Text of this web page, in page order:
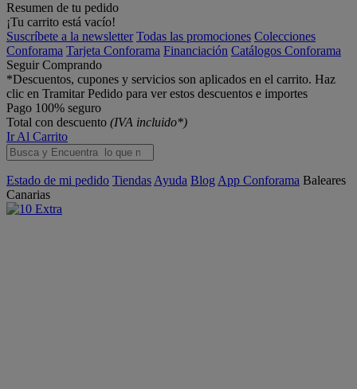
Resumen de tu pedido
¡Tu carrito está vacío!
Suscríbete a la newsletter Todas las promociones Colecciones
Conforama Tarjeta Conforama Financiación Catálogos Conforama
Seguir Comprando
*Descuentos, cupones y servicios son aplicados en el carrito. Haz
clic en Tramitar Pedido para ver estos descuentos e importes
Pago 100% seguro
Total con descuento (IVA incluido*)
Ir Al Carrito
Estado de mi pedido Tiendas Ayuda Blog App Conforama Baleares
Canarias